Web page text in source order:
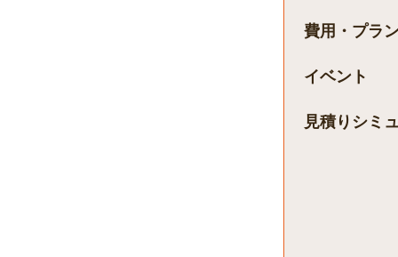
費用・プラ
イベント
見積りシミ